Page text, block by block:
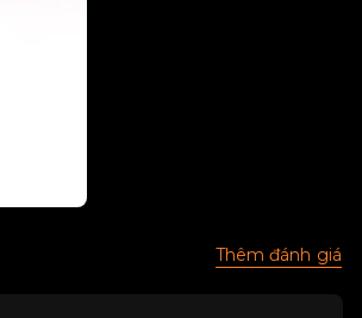
Thêm đánh giá